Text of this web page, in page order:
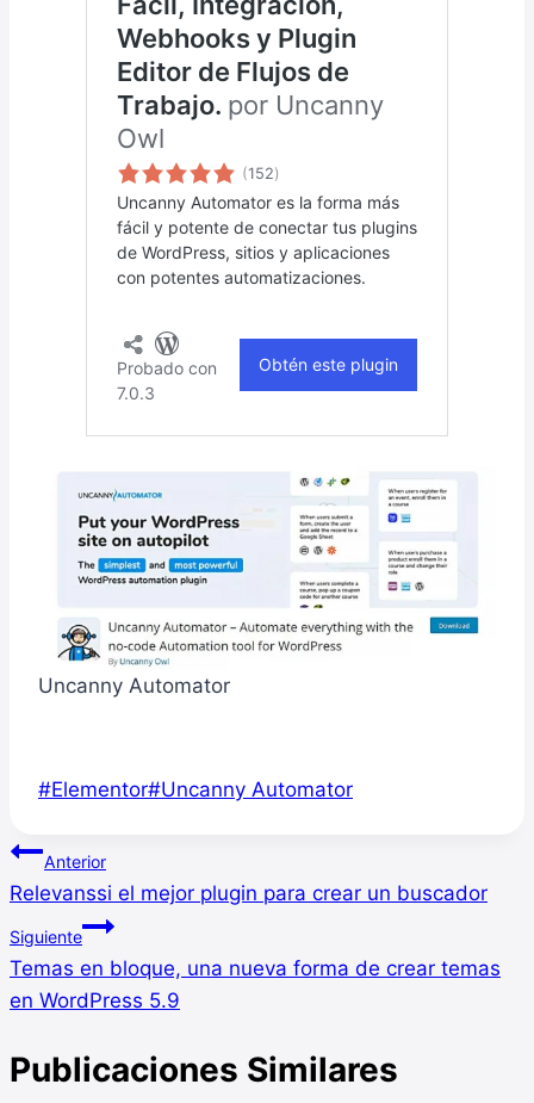
Uncanny Automator
Etiquetas
la
entrada:
#Elementor#Uncanny Automator
Navegación
de
entradas
Anterior
Relevanssi el mejor plugin para crear un buscador
Siguiente
Temas en bloque, una nueva forma de crear temas
en WordPress 5.9
Publicaciones Similares